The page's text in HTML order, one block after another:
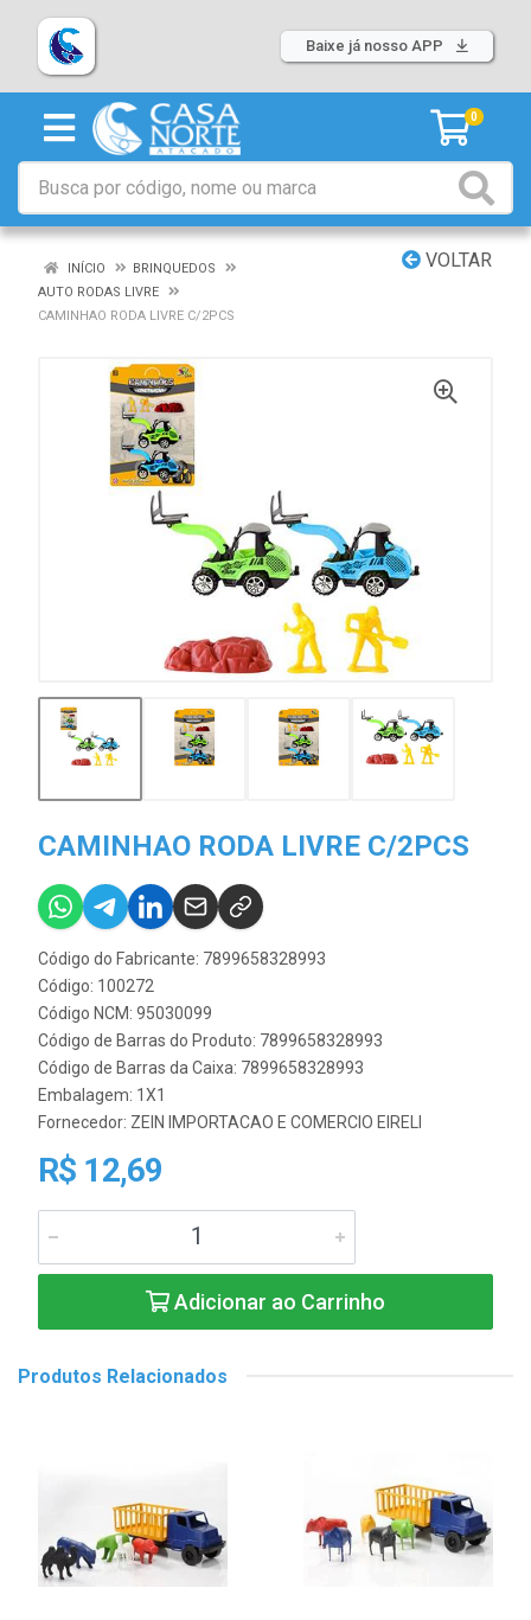
Baixe já nosso APP
0
VOLTAR
INÍCIO
BRINQUEDOS
AUTO RODAS LIVRE
CAMINHAO RODA LIVRE C/2PCS
CAMINHAO RODA LIVRE C/2PCS
Código do Fabricante: 7899658328993
Código: 100272
Código NCM: 95030099
Código de Barras do Produto: 7899658328993
Código de Barras da Caixa: 7899658328993
Embalagem: 1X1
Fornecedor: ZEIN IMPORTACAO E COMERCIO EIRELI
R$ 12,69
Adicionar ao Carrinho
Produtos Relacionados